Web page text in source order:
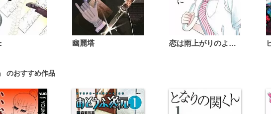
幽麗塔 恋は雨上がりのように
」 のおすすめ作品